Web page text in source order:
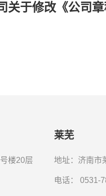
关于修改《公司
楼20层
莱芜
地址：济南市
电话：0531-